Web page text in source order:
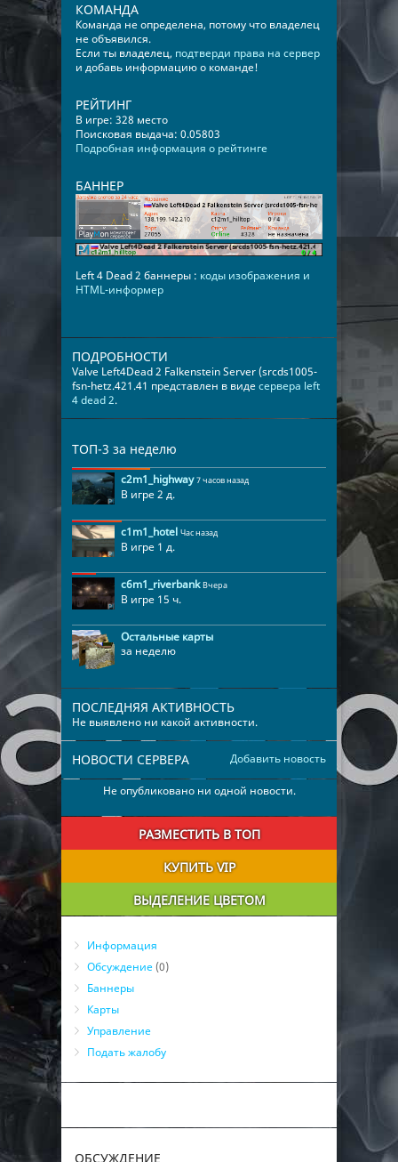
КОМАНДА
Команда не определена, потому что владелец
не объявился.
Если ты владелец, подтверди права на сервер
и добавь информацию о команде!
РЕЙТИНГ
В игре: 328 место
Поисковая выдача: 0.05803
Подробная информация о рейтинге
БАННЕР
Left 4 Dead 2 баннеры : коды изображения и
HTML-информер
ПОДРОБНОСТИ
Valve Left4Dead 2 Falkenstein Server (srcds1005-
fsn-hetz.421.41 представлен в видесервера left
4 dead 2.
ТОП-3 за неделю
c2m1_highway 7 часов назад
В игре 2 д.
c1m1_hotel Час назад
В игре 1 д.
c6m1_riverbank Вчера
В игре 15 ч.
Остальные карты
за неделю
ПОСЛЕДНЯЯ АКТИВНОСТЬ
Не выявлено ни какой активности.
Добавить новость
НОВОСТИ СЕРВЕРА
Не опубликовано ни одной новости.
РАЗМЕСТИТЬ В ТОП
КУПИТЬ VIP
ВЫДЕЛЕНИЕ ЦВЕТОМ
Информация
Обсуждение (0)
Баннеры
Карты
Управление
Подать жалобу
ОБСУЖДЕНИЕ